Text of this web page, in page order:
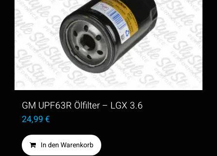
GM UPF63R Ölfilter – LGX 3.6
24,99€
In den Warenkorb